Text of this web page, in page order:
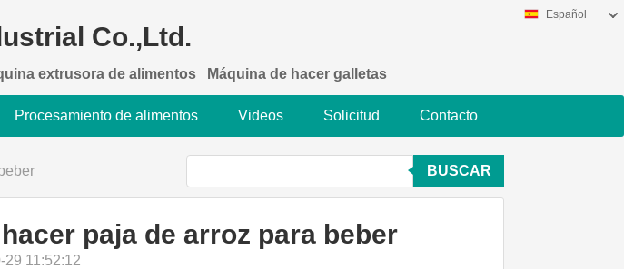
Co.,Ltd.
extrusora de alimentos Máquina de hacer galletas
Español
Procesamiento de alimentos Videos Solicitud Contacto
BUSCAR
paja de arroz para beber
29 11:52:12